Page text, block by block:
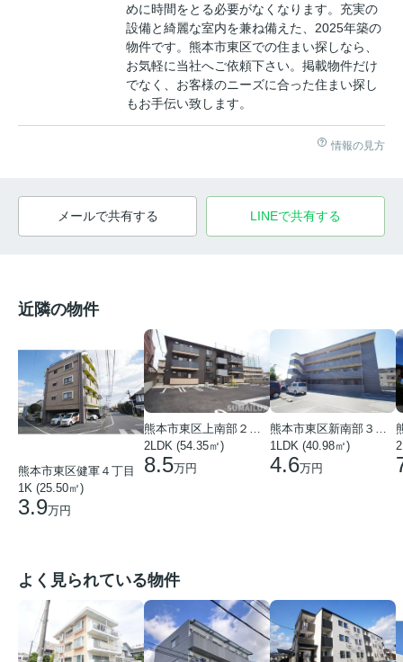
めに時間をとる必要がなくなります。充実の
設備と綺麗な室内を兼ね備えた、2025年築の
物件です。熊本市東区での住まい探しなら、
お気軽に当社へご依頼下さい。掲載物件だけ
でなく、お客様のニーズに合った住まい探し
もお手伝い致します。
情報の見方
メールで共有する LINEで共有する
近隣の物件
熊本市東区健軍４丁目
1K (25.50㎡)
3.9万円
熊本市東区上南部２丁目
2LDK (54.35㎡)
8.5万円
熊本市東区新南部３丁目
1LDK (40.98㎡)
4.6万円
よく見られている物件